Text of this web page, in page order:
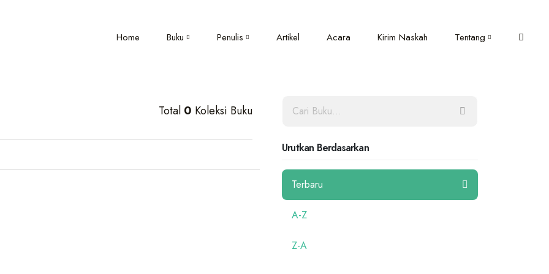
Home Buku Penulis Artikel Acara Kirim Naskah Tentang
Total 0 Koleksi Buku
Urutkan Berdasarkan
Terbaru
A-Z
Z-A